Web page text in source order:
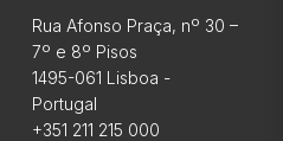
Rua Afonso Praça, nº 30 –
7º e 8º Pisos
1495-061 Lisboa -
Portugal
+351 211 215 000